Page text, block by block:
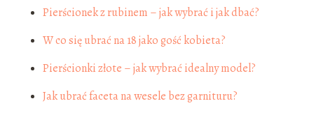
Pierścionek z rubinem – jak wybrać i jak dbać?
W co się ubrać na 18 jako gość kobieta?
Pierścionki złote – jak wybrać idealny model?
Jak ubrać faceta na wesele bez garnituru?